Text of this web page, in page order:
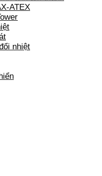
ATEX
nhiệt